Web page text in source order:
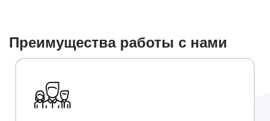
Преимущества работы с нами